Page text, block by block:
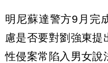
明尼蘇達警方9月完
慮是否要對劉強東提
性侵案常陷入男女說